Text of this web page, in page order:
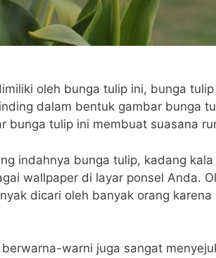
oleh bunga tulip ini, bunga
dalam bentuk gambar bunga
bunga tulip ini membuat suasana
indahnya bunga tulip, kadang
wallpaper di layar ponsel Anda.
dicari oleh banyak orang
warni juga sangat